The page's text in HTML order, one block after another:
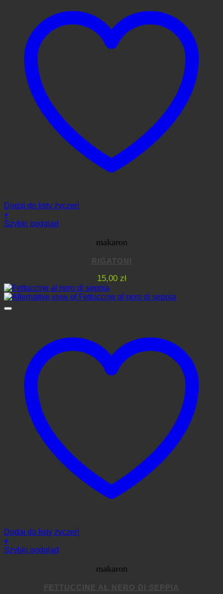
Dodaj do listy życzeń
+
Szybki podgląd
makaron
RIGATONI
15,00 zł
Dodaj do listy życzeń
+
Szybki podgląd
makaron
FETTUCCINE AL NERO DI SEPPIA